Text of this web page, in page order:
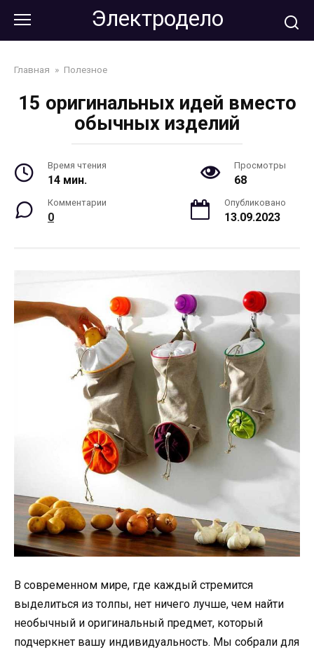
контенту
Электродело
Главная » Полезное
15 оригинальных идей вместо
обычных изделий
Время чтения
14 мин.
Просмотры
68
Комментарии
0
Опубликовано
13.09.2023
В современном мире, где каждый стремится
выделиться из толпы, нет ничего лучше, чем найти
необычный и оригинальный предмет, который
подчеркнет вашу индивидуальность. Мы собрали для